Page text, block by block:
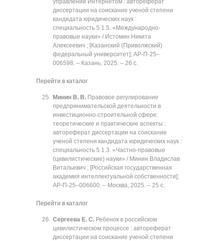
управлении Интернетом : автореферат
диссертации на соискание ученой степени
кандидата юридических наук :
специальность 5.1.5. «Международно-
правовые науки» / Истомин Никита
Алексеевич ; [Казанский (Приволжский)
федеральный университет]; АР-П-25‒
006598. ‒ Казань, 2025. ‒ 26 с.
Перейти в каталог
Минин В. В. Правовое регулирование
предпринимательской деятельности в
инвестиционно-строительной сфере:
теоретические и практические аспекты :
автореферат диссертации на соискание
ученой степени кандидата юридических наук :
специальность 5.1.3. «Частно-правовые
(цивилистические) науки» / Минин Владислав
Витальевич ; [Российская государственная
академия интеллектуальной собственности];
АР-П-25‒006600. ‒ Москва, 2025. ‒ 25 с.
Перейти в каталог
Сергеева Е. С. Ребенок в российском
цивилистическом процессе : автореферат
диссертации на соискание ученой степени